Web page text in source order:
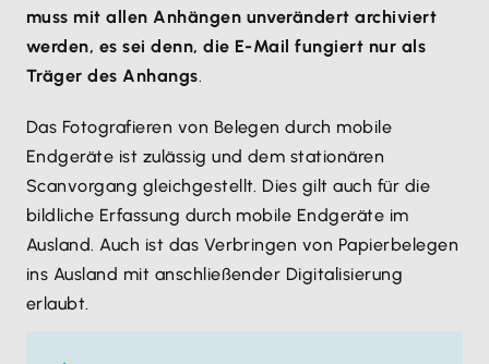
muss mit allen Anhängen unverändert archiviert
werden, es sei denn, die E-Mail fungiert nur als
Träger des Anhangs.
Das Fotografieren von Belegen durch mobile
Endgeräte ist zulässig und dem stationären
Scanvorgang gleichgestellt. Dies gilt auch für die
bildliche Erfassung durch mobile Endgeräte im
Ausland. Auch ist das Verbringen von Papierbelegen
ins Ausland mit anschließender Digitalisierung
erlaubt.